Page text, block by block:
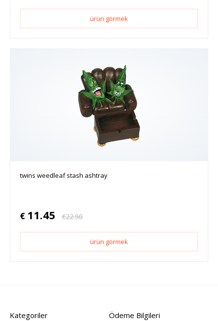
ürün görmek
twins weedleaf stash ashtray
€ 11.45 €22.90
ürün görmek
Kategoriler Ödeme Bilgileri